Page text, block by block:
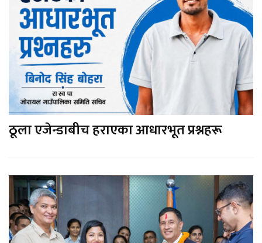
ठूला एजेन्डाबीच हराएका आधारभूत प्रश्नहरू